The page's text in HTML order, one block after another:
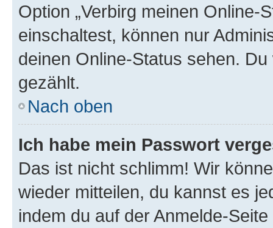
Option „Verbirg meinen Online-
einschaltest, können nur
deinen Online-Status sehen.
gezählt.
Nach oben
Ich habe mein Passwort
Das ist nicht schlimm! Wir
wieder mitteilen, du kannst es
indem du auf der Anmelde-